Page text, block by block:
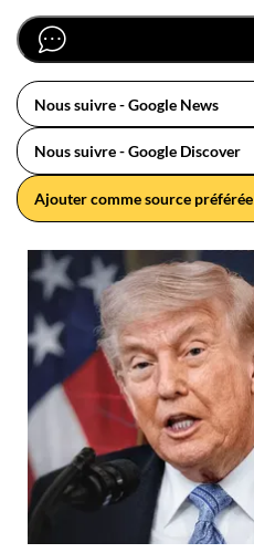
Nous suivre - Google News
Nous suivre - Google Discover
Ajouter comme source préférée